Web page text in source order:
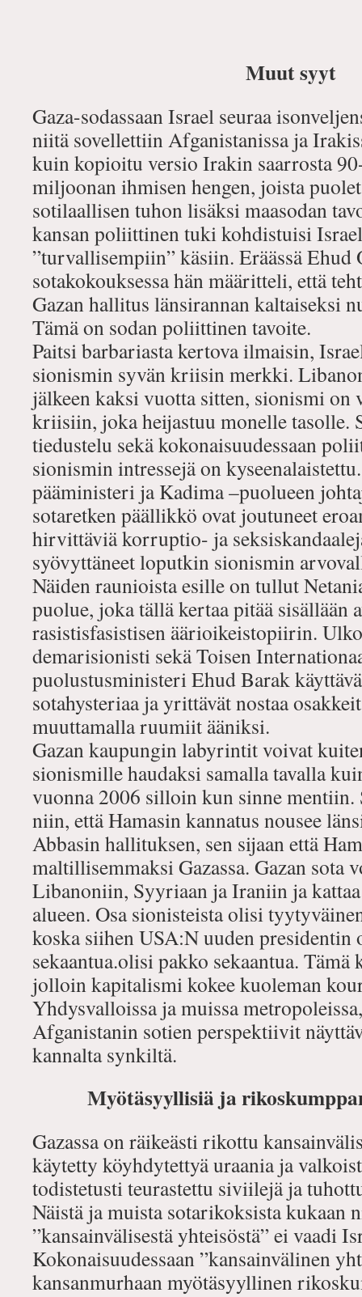
Muut syyt
Gaza-sodassaan Israel seuraa
niitä sovellettiin Afganistanissa ja
kuin kopioitu versio Irakin saarrosta
miljoonan ihmisen hengen, joista
sotilaallisen tuhon lisäksi maasodan
kansan poliittinen tuki kohdistuisi
”turvallisempiin” käsiin. Eräässä
sotakokouksessa hän määritteli, että
Gazan hallitus länsirannan kaltaiseksi
Tämä on sodan poliittinen tavoite.
Paitsi barbariasta kertova ilmaisin,
sionismin syvän kriisin merkki.
jälkeen kaksi vuotta sitten, sionismi on
kriisiin, joka heijastuu monelle tasolle.
tiedustelu sekä kokonaisuudessaan
sionismin intressejä on
pääministeri ja Kadima –puolueen
sotaretken päällikkö ovat joutuneet
hirvittäviä korruptio- ja
syövyttäneet loputkin sionismin
Näiden raunioista esille on tullut
puolue, joka tällä kertaa pitää sisällään
rasistisfasistisen äärioikeistopiirin.
demarisionisti sekä Toisen
puolustusministeri Ehud Barak
sotahysteriaa ja yrittävät nostaa
muuttamalla ruumiit ääniksi.
Gazan kaupungin labyrintit voivat
sionismille haudaksi samalla tavalla
vuonna 2006 silloin kun sinne mentiin.
niin, että Hamasin kannatus nousee
Abbasin hallituksen, sen sijaan että
maltillisemmaksi Gazassa. Gazan sota
Libanoniin, Syyriaan ja Iraniin ja
alueen. Osa sionisteista olisi
koska siihen USA:N uuden presidentin
sekaantua.olisi pakko sekaantua.
jolloin kapitalismi kokee kuoleman
Yhdysvalloissa ja muissa
Afganistanin sotien perspektiivit
kannalta synkiltä.
Myötäsyyllisiä ja
Gazassa on räikeästi rikottu
käytetty köyhdytettyä uraania ja
todistetusti teurastettu siviilejä ja
Näistä ja muista sotarikoksista kukaan
”kansainvälisestä yhteisöstä” ei vaadi
Kokonaisuudessaan ”kansainvälinen
kansanmurhaan myötäsyyllinen